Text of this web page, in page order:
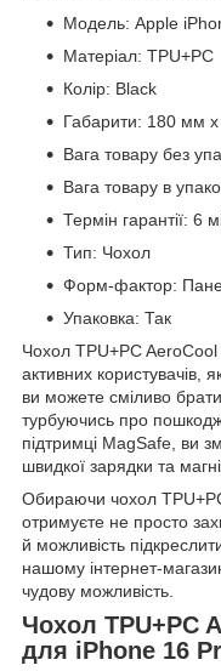
Модель: Apple
Матеріал: TPU+PC
Колір: Black
Габарити: 180 мм
Вага товару без
Вага товару в
Термін гарантії: 6
Тип: Чохол
Форм-фактор:
Упаковка: Так
Чохол TPU+PC AeroCool
активних користувачів,
ви можете сміливо
турбуючись про
підтримці MagSafe, ви
швидкої зарядки та
Обираючи чохол
отримуєте не просто
й можливість
нашому інтернет-
чудову можливість.
Чохол TPU+PC
для iPhone 16